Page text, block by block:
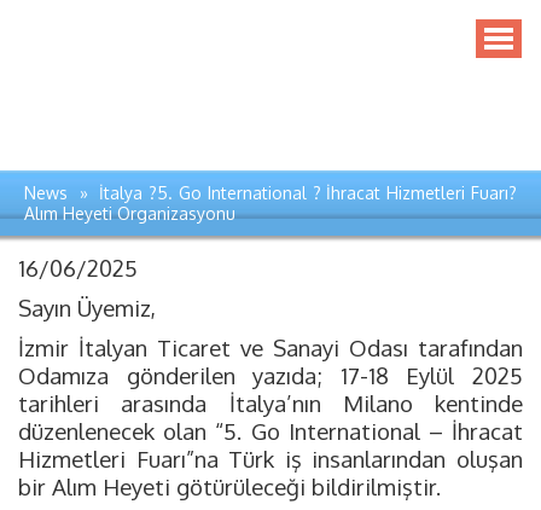
News » İtalya ?5. Go International ? İhracat Hizmetleri Fuarı?
Alım Heyeti Organizasyonu
16/06/2025
Sayın Üyemiz,
İzmir İtalyan Ticaret ve Sanayi Odası tarafından
Odamıza gönderilen yazıda; 17-18 Eylül 2025
tarihleri arasında İtalya’nın Milano kentinde
düzenlenecek olan “5. Go International – İhracat
Hizmetleri Fuarı”na Türk iş insanlarından oluşan
bir Alım Heyeti götürüleceği bildirilmiştir.